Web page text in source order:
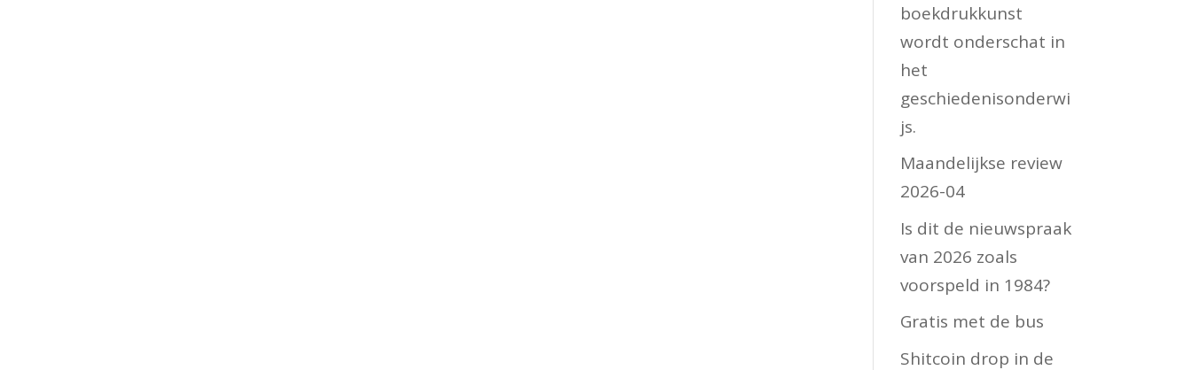
boekdrukkunst
wordt onderschat in
het
geschiedenisonderwi
js.
Maandelijkse review
2026-04
Is dit de nieuwspraak
van 2026 zoals
voorspeld in 1984?
Gratis met de bus
Shitcoin drop in de